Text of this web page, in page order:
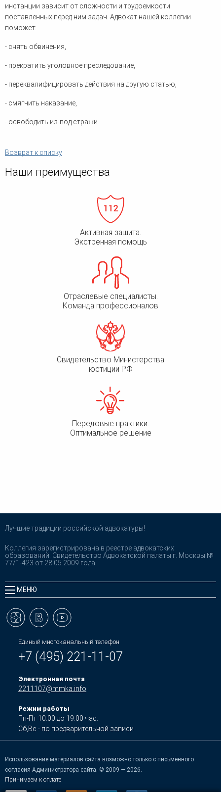
инстанции зависит от сложности и трудоемкости
поставленных перед ним задач. Адвокат нашей коллегии
поможет:
- снять обвинения,
- прекратить уголовное преследование,
- переквалифицировать действия на другую статью,
- смягчить наказание,
- освободить из-под стражи.
Возврат к списку
Наши преимущества
Активная защита.
Экстренная помощь
Отраслевые специалисты.
Команда профессионалов
Свидетельство Министерства
юстиции РФ
Передовые практики.
Оптимальное решение
Лучшие традиции российской адвокатуры!
Коллегия зарегистрирована в реестре адвокатских
образований. Свидетельство Адвокатской палаты г. Москвы №
77/1-423 от 28.05.2009 года.
МЕНЮ
Единый многоканальный телефон
+7 (495) 221-11-07
Электронная почта
2211107@mmka.info
Режим работы
Пн-Пт 10:00 до 19:00 час.
Сб,Вс - по предварительной записи
Использование материалов сайта возможно только с письменного
согласия Администратора сайта. © 2009 — 2026.
Принимаем к оплате